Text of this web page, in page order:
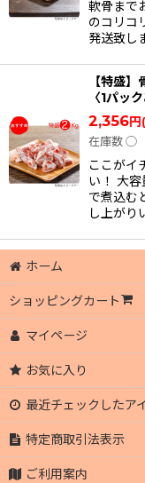
軟骨まで
のコリコ
発送致し
【特盛
〈1パッ
2,356円
在庫数 ◯
ここがイ
い！ 大
で煮込む
し上がり
ホーム
ショッピングカート
マイページ
お気に入り
最近チェックしたア
特定商取引法表示
ご利用案内